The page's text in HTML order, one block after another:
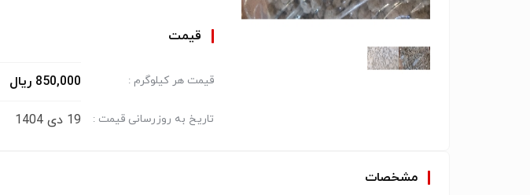
قیمت
قیمت هر کیلوگرم : 850,000 ریال
تاریخ به روزرسانی قیمت : 19 دی 1404
مشخصات